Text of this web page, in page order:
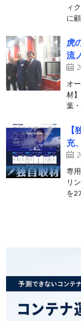
ィ
に
虎
流
オ
材
葉
充
専
リ
を